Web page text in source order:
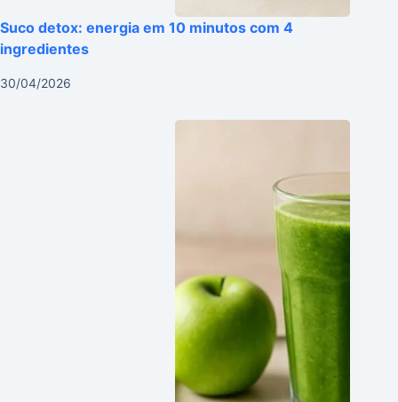
Suco detox: energia em 10 minutos com 4
ingredientes
30/04/2026